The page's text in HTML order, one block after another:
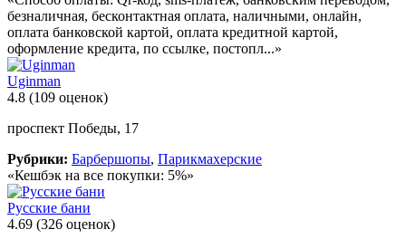
безналичная, бесконтактная оплата, наличными, онлайн,
оплата банковской картой, оплата кредитной картой,
оформление кредита, по ссылке, постопл...»
Uginman
4.8 (109 оценок)
проспект Победы, 17
Рубрики: Барбершопы, Парикмахерские
«Кешбэк на все покупки: 5%»
Русские бани
4.69 (326 оценок)